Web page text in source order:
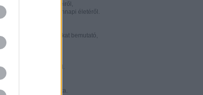
kiadott könyveiről,
és mindennapi életéről.
dokumentumokat bemutató,
átlátható honlap.
témákat kínáló oldal.
folyóirat online változata.